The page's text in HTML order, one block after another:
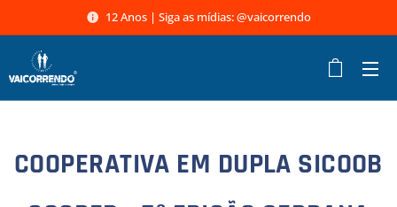
12 Anos | Siga as mídias: @vaicorrendo
COOPERATIVA EM DUPLA SICOOB